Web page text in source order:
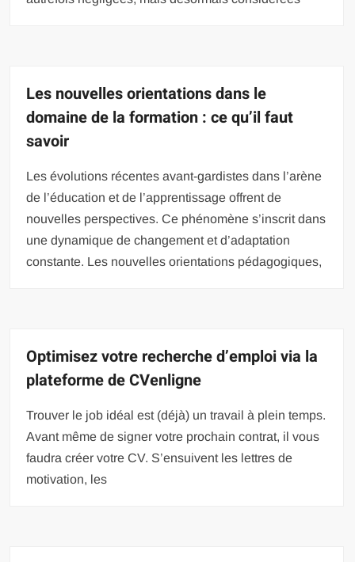
Les nouvelles orientations dans le
domaine de la formation : ce qu’il faut
savoir
Les évolutions récentes avant-gardistes dans l’arène
de l’éducation et de l’apprentissage offrent de
nouvelles perspectives. Ce phénomène s’inscrit dans
une dynamique de changement et d’adaptation
constante. Les nouvelles orientations pédagogiques,
Optimisez votre recherche d’emploi via la
plateforme de CVenligne
Trouver le job idéal est (déjà) un travail à plein temps.
Avant même de signer votre prochain contrat, il vous
faudra créer votre CV. S’ensuivent les lettres de
motivation, les